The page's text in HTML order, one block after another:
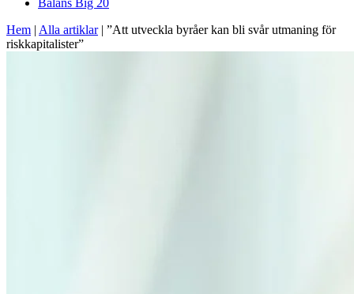
Balans Big 20
Hem | Alla artiklar| ”Att utveckla byråer kan bli svår utmaning för
riskkapitalister”